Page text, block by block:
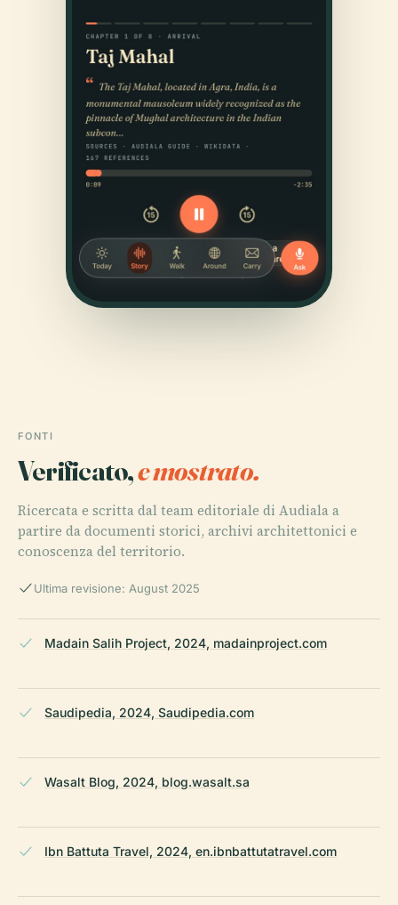
FONTI
Verificato,e mostrato.
Ricercata e scritta dal team editoriale di Audiala a
partire da documenti storici, archivi architettonici e
conoscenza del territorio.
Ultima revisione: August 2025
Madain Salih Project, 2024, madainproject.com
Saudipedia, 2024, Saudipedia.com
Wasalt Blog, 2024, blog.wasalt.sa
Ibn Battuta Travel, 2024, en.ibnbattutatravel.com